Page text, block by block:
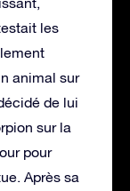
les
animal sur
de lui
sur la
pour
Après sa